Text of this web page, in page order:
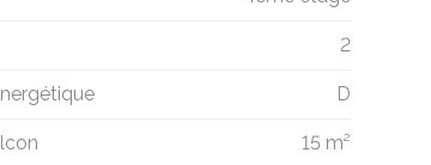
2
D
15 m²